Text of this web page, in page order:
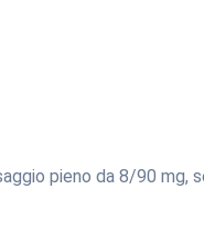
pieno da 8/90